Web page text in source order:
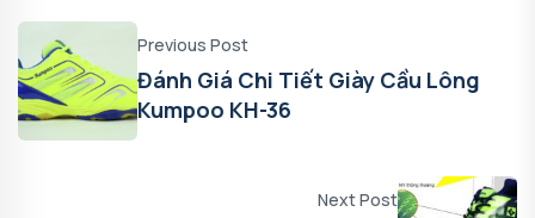
Previous Post
Đánh Giá Chi Tiết Giày Cầu Lông
Kumpoo KH-36
Next Post